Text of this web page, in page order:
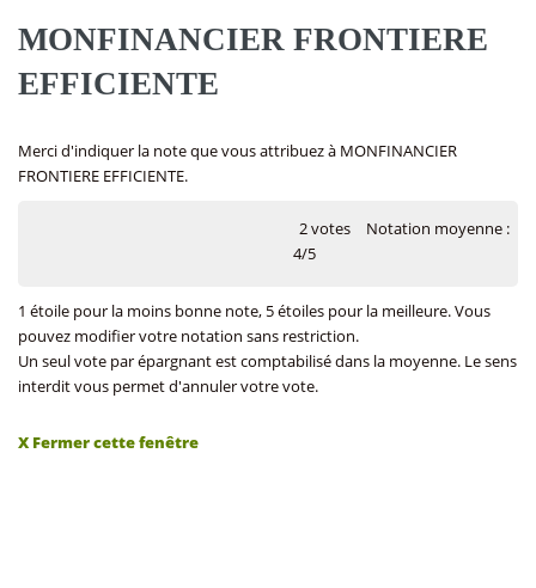
MONFINANCIER FRONTIERE
EFFICIENTE
Merci d'indiquer la note que vous attribuez à MONFINANCIER
FRONTIERE EFFICIENTE.
2 votes
Notation moyenne :
4/5
1 étoile pour la moins bonne note, 5 étoiles pour la meilleure. Vous
pouvez modifier votre notation sans restriction.
Un seul vote par épargnant est comptabilisé dans la moyenne. Le sens
interdit vous permet d'annuler votre vote.
X Fermer cette fenêtre